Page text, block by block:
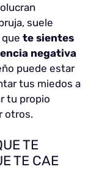
suele
te sientes
negativa
puede estar
tus miedos a
tu propio
otros.
TE
TE CAE